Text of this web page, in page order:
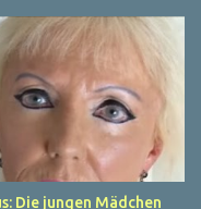
Die jungen Mädchen